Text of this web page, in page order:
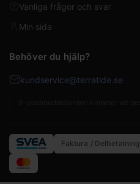
Vanliga frågor och svar
Min sida
Behöver du hjälp?
kundservice@terratide.se
Faktura / Delbetalning